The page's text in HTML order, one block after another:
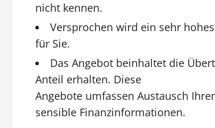
nicht kennen.
Versprochen wird ein sehr
für Sie.
Das Angebot beinhaltet die
Anteil erhalten. Diese
Angebote umfassen Austausch
sensible Finanzinformationen.